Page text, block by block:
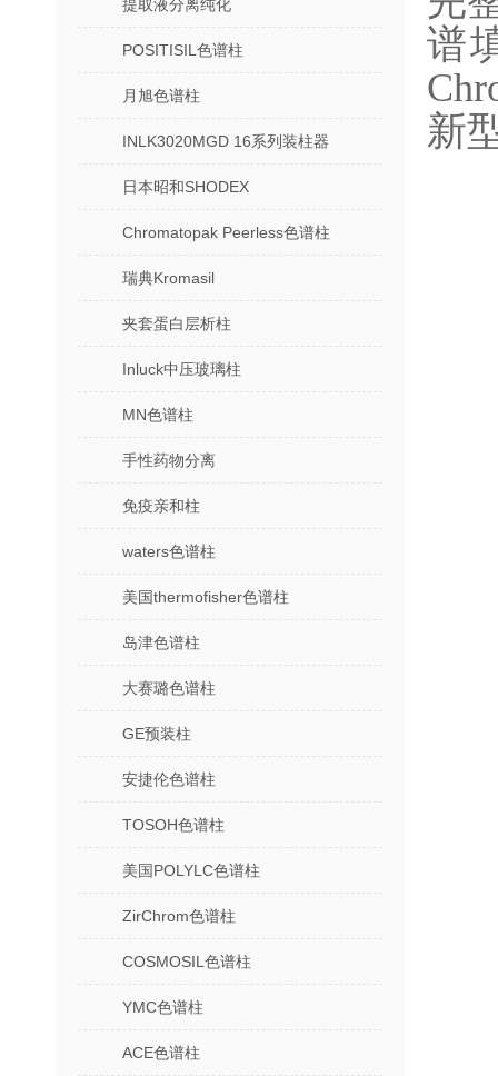
提取液分离纯化
POSITISIL色谱柱
月旭色谱柱
INLK3020MGD 16系列装柱器
日本昭和SHODEX
Chromatopak Peerless色谱柱
瑞典Kromasil
夹套蛋白层析柱
Inluck中压玻璃柱
MN色谱柱
手性药物分离
免疫亲和柱
waters色谱柱
美国thermofisher色谱柱
岛津色谱柱
大赛璐色谱柱
GE预装柱
安捷伦色谱柱
TOSOH色谱柱
美国POLYLC色谱柱
ZirChrom色谱柱
COSMOSIL色谱柱
YMC色谱柱
ACE色谱柱
谱
新